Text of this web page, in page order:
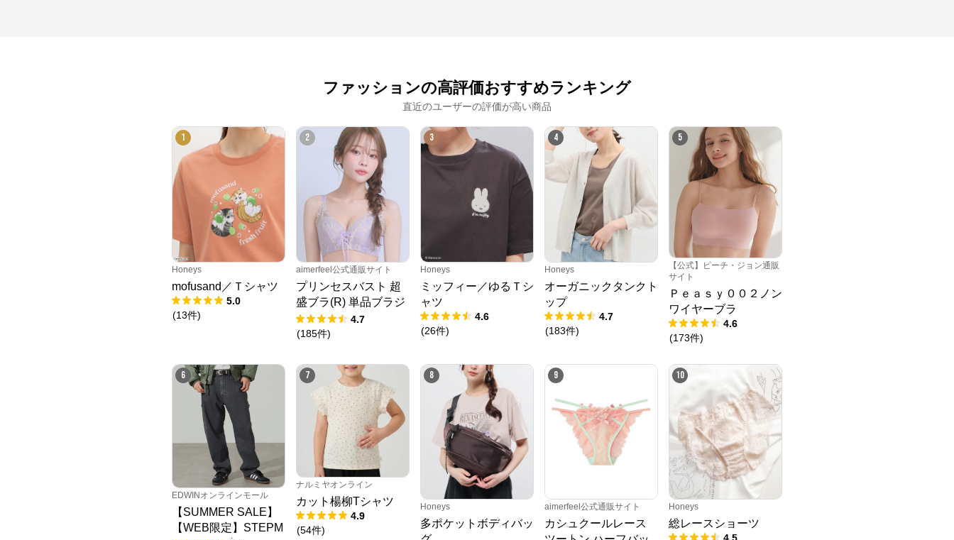
ファッションの高評価おすすめランキング
直近のユーザーの評価が高い商品
1
Honeys
mofusand／Ｔシャツ
5.0
(13件)
2
aimerfeel公式通販サイト
プリンセスバスト 超
盛ブラ(R) 単品ブラジ
ャー
4.7
(185件)
3
Honeys
ミッフィー／ゆるＴシ
ャツ
4.6
(26件)
4
Honeys
オーガニックタンクト
ップ
4.7
(183件)
5
【公式】ピーチ・ジョン通販
サイト
Ｐｅａｓｙ００２ノン
ワイヤーブラ
4.6
(173件)
6
EDWINオンラインモール
【SUMMER SALE】
【WEB限定】STEPM
7
ナルミヤオンライン
カット楊柳Tシャツ
4.9
(54件)
8
Honeys
多ポケットボディバッ
9
aimerfeel公式通販サイト
カシュクールレース
10
Honeys
総レースショーツ
クロスプラス オンラインストア